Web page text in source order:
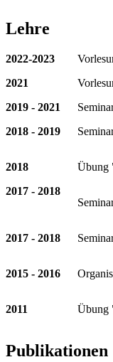
Lehre
2022-2023
2021
2019 - 2021
2018 - 2019
2018
Übung
2017 - 2018
2017 - 2018
2015 - 2016
2011 Übung
Publikationen